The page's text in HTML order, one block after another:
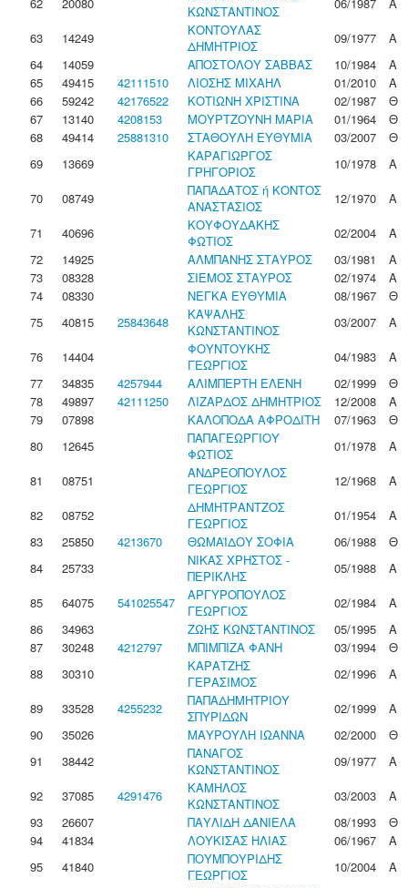
ΚΩΝΣΤΑΝΤΙΝΟΣ
63
14249
ΚΟΝΤΟΥΛΑΣ
ΔΗΜΗΤΡΙΟΣ
09/1977
Α
64
14059 ΑΠΟΣΤΟΛΟΥ ΣΑΒΒΑΣ 10/1984
Α
65
49415 42111510 ΛΙΟΣΗΣ ΜΙΧΑΗΛ 01/2010
Α
66
59242 42176522 ΚΟΤΙΩΝΗ ΧΡΙΣΤΙΝΑ 02/1987
Θ
67
13140 4208153 ΜΟΥΡΤΖΟΥΝΗ ΜΑΡΙΑ 01/1964
Θ
68
49414 25881310 ΣΤΑΘΟΥΛΗ ΕΥΘΥΜΙΑ 03/2007
Θ
69
13669
ΚΑΡΑΓΙΩΡΓΟΣ
ΓΡΗΓΟΡΙΟΣ
10/1978
Α
70
08749
ΠΑΠΑΔΑΤΟΣ ή ΚΟΝΤΟΣ
ΑΝΑΣΤΑΣΙΟΣ
12/1970
Α
71
40696
ΚΟΥΦΟΥΔΑΚΗΣ
ΦΩΤΙΟΣ
02/2004
Α
72
14925 ΑΛΜΠΑΝΗΣ ΣΤΑΥΡΟΣ 03/1981
Α
73
08328 ΣΙΕΜΟΣ ΣΤΑΥΡΟΣ 02/1974
Α
74
08330 ΝΕΓΚΑ ΕΥΘΥΜΙΑ 08/1967
Θ
75
40815 25843648
ΚΑΨΑΛΗΣ
ΚΩΝΣΤΑΝΤΙΝΟΣ
03/2007
Α
76
14404
ΦΟΥΝΤΟΥΚΗΣ
ΓΕΩΡΓΙΟΣ
04/1983
Α
77
34835 4257944 ΑΛΙΜΠΕΡΤΗ ΕΛΕΝΗ 02/1999
Θ
78
49897 42111250 ΛΙΖΑΡΔΟΣ ΔΗΜΗΤΡΙΟΣ 12/2008
Α
79
07898 ΚΑΛΟΠΟΔΑ ΑΦΡΟΔΙΤΗ 07/1963
Θ
80
12645
ΠΑΠΑΓΕΩΡΓΙΟΥ
ΦΩΤΙΟΣ
01/1978
Α
81
08751
ΑΝΔΡΕΟΠΟΥΛΟΣ
ΓΕΩΡΓΙΟΣ
12/1968
Α
82
08752
ΔΗΜΗΤΡΑΝΤΖΟΣ
ΓΕΩΡΓΙΟΣ
01/1954
Α
83
25850 4213670 ΘΩΜΑΪΔΟΥ ΣΟΦΙΑ 06/1988
Θ
84
25733
ΝΙΚΑΣ ΧΡΗΣΤΟΣ -
ΠΕΡΙΚΛΗΣ
05/1988
Α
85
64075 541025547
ΑΡΓΥΡΟΠΟΥΛΟΣ
ΓΕΩΡΓΙΟΣ
02/1984
Α
86
34963 ΖΩΗΣ ΚΩΝΣΤΑΝΤΙΝΟΣ 05/1995
Α
87
30248 4212797 ΜΠΙΜΠΙΖΑ ΦΑΝΗ 03/1994
Θ
88
30310
ΚΑΡΑΤΖΗΣ
ΓΕΡΑΣΙΜΟΣ
02/1996
Α
89
33528 4255232
ΠΑΠΑΔΗΜΗΤΡΙΟΥ
ΣΠΥΡΙΔΩΝ
02/1999
Α
90
35026 ΜΑΥΡΟΥΛΗ ΙΩΑΝΝΑ 02/2000
Θ
91
38442
ΠΑΝΑΓΟΣ
ΚΩΝΣΤΑΝΤΙΝΟΣ
09/1977
Α
92
37085 4291476
ΚΑΜΗΛΟΣ
ΚΩΝΣΤΑΝΤΙΝΟΣ
03/2003
Α
93
26607 ΠΑΥΛΙΔΗ ΔΑΝΙΕΛΑ 08/1993
Θ
94
41834 ΛΟΥΚΙΣΑΣ ΗΛΙΑΣ 06/1967
Α
95
41840
ΠΟΥΜΠΟΥΡΙΔΗΣ
ΓΕΩΡΓΙΟΣ
10/2004
Α